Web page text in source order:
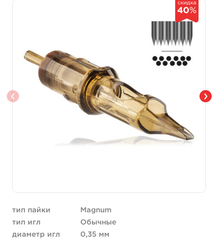
тип пайки
Magnum
тип игл
Обычные
диаметр игл
0,35 мм
скидка
40%